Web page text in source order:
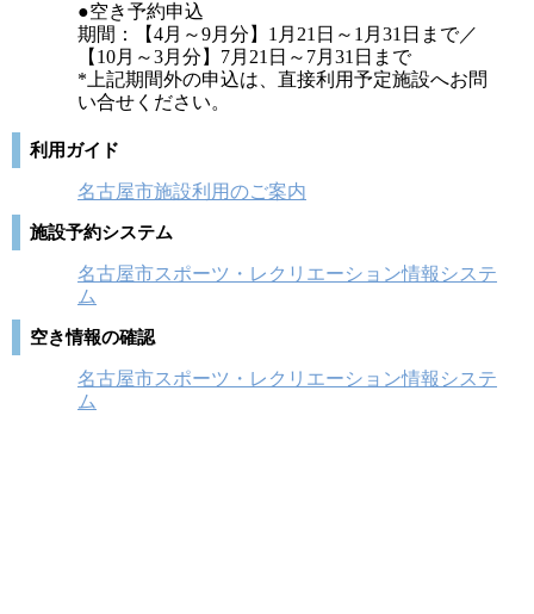
●空き予約申込
期間：【4月～9月分】1月21日～1月31日まで／
【10月～3月分】7月21日～7月31日まで
*上記期間外の申込は、直接利用予定施設へお問
い合せください。
利用ガイド
名古屋市施設利用のご案内
施設予約システム
名古屋市スポーツ・レクリエーション情報システ
ム
空き情報の確認
名古屋市スポーツ・レクリエーション情報システ
ム